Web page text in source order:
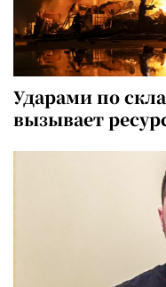
Ударами по
вызывает